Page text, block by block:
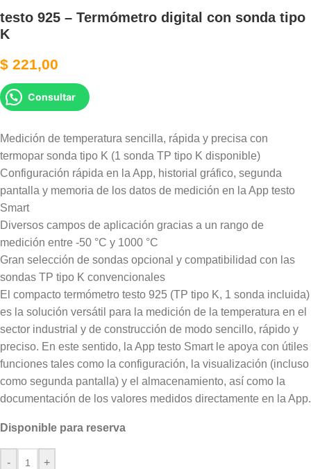
testo 925 – Termómetro digital con sonda tipo
K
$ 221,00
Consultar
Medición de temperatura sencilla, rápida y precisa con
termopar sonda tipo K (1 sonda TP tipo K disponible)
Configuración rápida en la App, historial gráfico, segunda
pantalla y memoria de los datos de medición en la App testo
Smart
Diversos campos de aplicación gracias a un rango de
medición entre -50 °C y 1000 °C
Gran selección de sondas opcional y compatibilidad con las
sondas TP tipo K convencionales
El compacto termómetro testo 925 (TP tipo K, 1 sonda incluida)
es la solución versátil para la medición de la temperatura en el
sector industrial y de construcción de modo sencillo, rápido y
preciso. En este sentido, la App testo Smart le apoya con útiles
funciones tales como la configuración, la visualización (incluso
como segunda pantalla) y el almacenamiento, así como la
documentación de los valores medidos directamente en la App.
Disponible para reserva
- +